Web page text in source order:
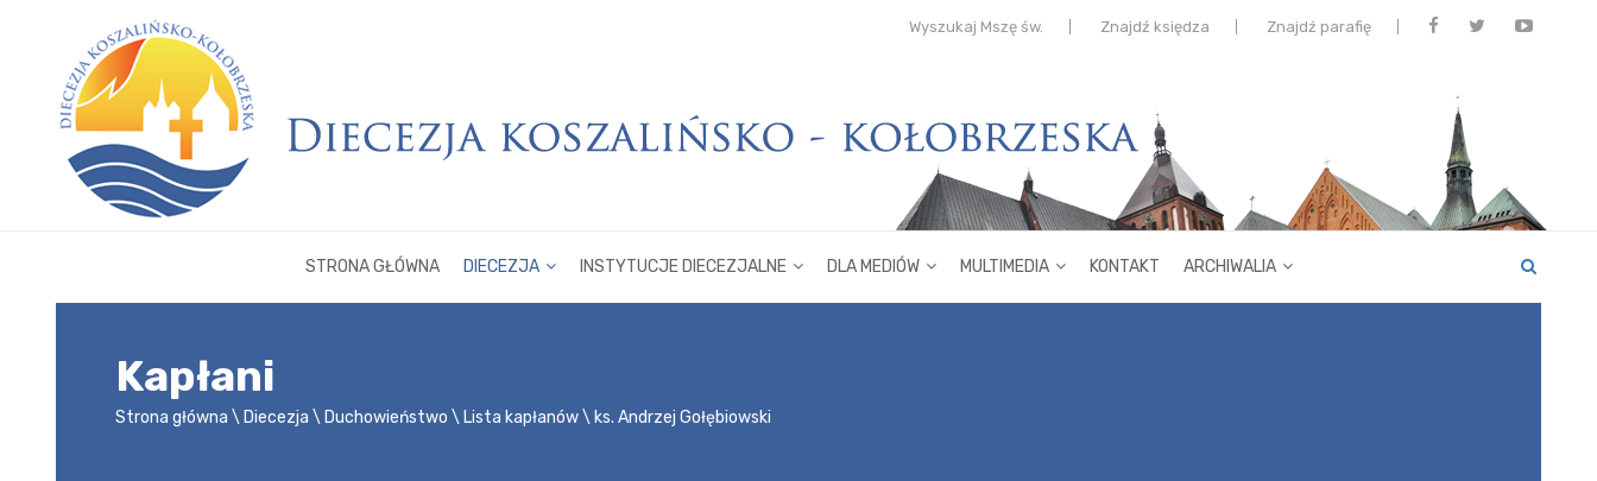
Wyszukaj Mszę św. Znajdź księdza Znajdź parafię
STRONA GŁÓWNA DIECEZJA INSTYTUCJE DIECEZJALNE DLA MEDIÓW MULTIMEDIA KONTAKT ARCHIWALIA
Kapłani
Strona główna Diecezja Duchowieństwo Lista kapłanów ks. Andrzej Gołębiowski